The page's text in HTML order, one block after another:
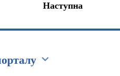
Наступна